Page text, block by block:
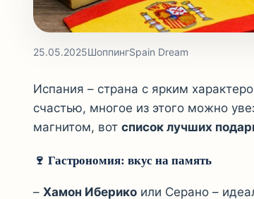
25.05.2025ШоппингSpain Dream
Испания – страна с ярким
счастью, многое из этого можно
магнитом, вот список лучших
🍷 Гастрономия: вкус на память
– Хамон Иберико или Серано –